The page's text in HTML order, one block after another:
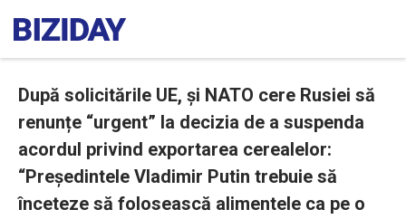
După solicitările UE, și NATO cere Rusiei să
renunțe “urgent” la decizia de a suspenda
acordul privind exportarea cerealelor:
“Președintele Vladimir Putin trebuie să
înceteze să folosească alimentele ca pe o